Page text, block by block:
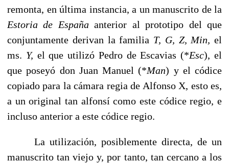
remon­ta, en última instancia, a un manuscrito de la
Estoria de Españaanterior al prototipo del que
conjuntamente derivan la familia T, G, Z, Min, el
ms. Y, el que utilizó Pedro de Escavias (*Esc), el
que poseyó don Juan Manuel (*Man) y el códice
copiado para la cámara regia de Alfonso X, esto es,
a un original tan alfonsí como este códice regio, e
incluso anterior a este códice regio.
La utilización, posiblemente directa, de un
manuscrito tan viejo y, por tanto, tan cercano a los